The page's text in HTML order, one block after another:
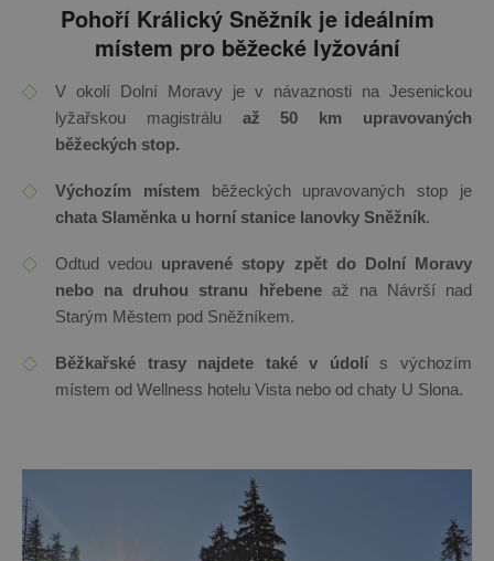
Pohoří Králický Sněžník je ideálním
místem pro běžecké lyžování
V okolí Dolní Moravy je v návaznosti na Jesenickou
lyžařskou magistrálu až 50 km upravovaných
běžeckých stop.
Výchozím místem běžeckých upravovaných stop je
chata Slaměnka u horní stanice lanovky Sněžník.
Odtud vedou upravené stopy zpět do Dolní Moravy
nebo na druhou stranu hřebeneaž na Návrší nad
Starým Městem pod Sněžníkem.
Běžkařské trasy najdete také v údolís výchozím
místem od Wellness hotelu Vista nebo od chaty U Slona.